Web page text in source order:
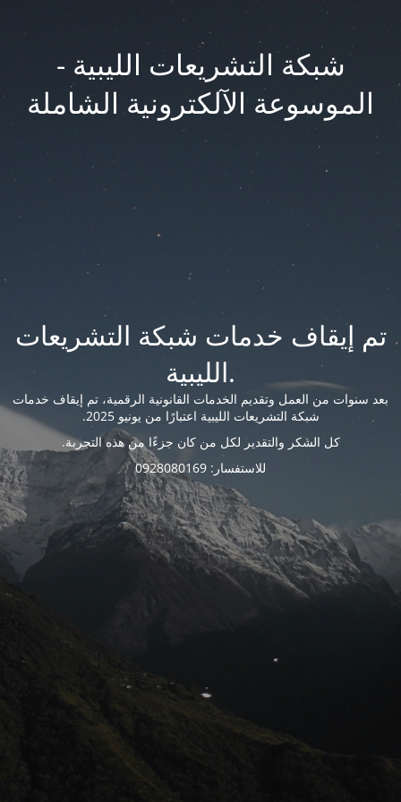
شبكة التشريعات الليبية -
الموسوعة الآلكترونية الشاملة
تم إيقاف خدمات شبكة التشريعات
الليبية.
بعد سنوات من العمل وتقديم الخدمات القانونية الرقمية، تم إيقاف خدمات
شبكة التشريعات الليبية اعتبارًا من يونيو 2025.
كل الشكر والتقدير لكل من كان جزءًا من هذه التجربة.
للاستفسار: 0928080169